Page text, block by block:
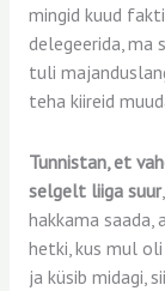
mingid kuud
delegeerida, ma
tuli
teha kiireid
Tunnistan, et
selgelt liiga suur
hakkama
hetki, kus mul
ja küsib midagi,